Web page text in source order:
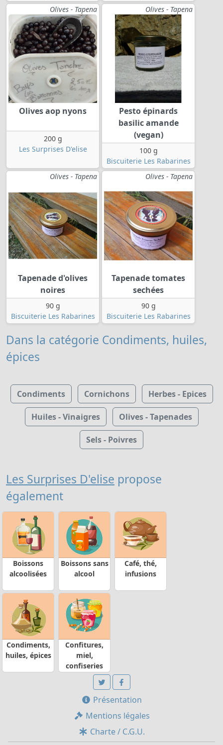
Olives - Tapena
Olives aop nyons
200 g
Les Surprises D'elise
Olives - Tapena
Pesto épinards
basilic amande
(vegan)
100 g
Biscuiterie Les Rabarines
Olives - Tapena
Tapenade d'olives
noires
90 g
Biscuiterie Les Rabarines
Olives - Tapena
Tapenade tomates
sechées
90 g
Biscuiterie Les Rabarines
Dans la catégorie Condiments, huiles,
épices
Condiments Cornichons Herbes - Epices
Huiles - Vinaigres Olives - Tapenades
Sels - Poivres
Les Surprises D'elise propose
également
Boissons
alcoolisées
Boissons sans
alcool
Café, thé,
infusions
Condiments,
huiles, épices
Confitures,
miel,
confiseries
Présentation
Mentions légales
Charte / C.G.U.